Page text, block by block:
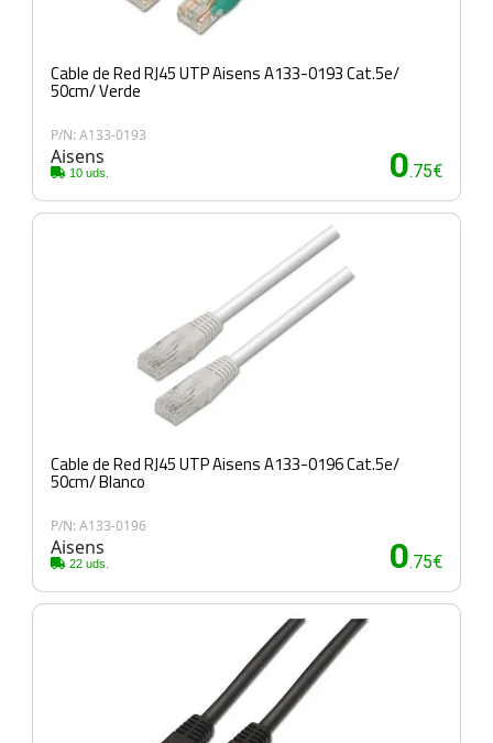
Cable de Red RJ45 UTP Aisens A133-0193 Cat.5e/
50cm/ Verde
P/N: A133-0193
Aisens
10 uds. 0.75€
Cable de Red RJ45 UTP Aisens A133-0196 Cat.5e/
50cm/ Blanco
P/N: A133-0196
Aisens
22 uds. 0.75€